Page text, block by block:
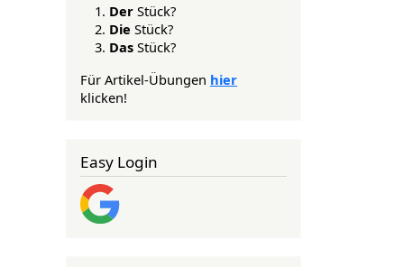
Der Stück?
Die Stück?
Das Stück?
Für Artikel-Übungen hier
klicken!
Easy Login